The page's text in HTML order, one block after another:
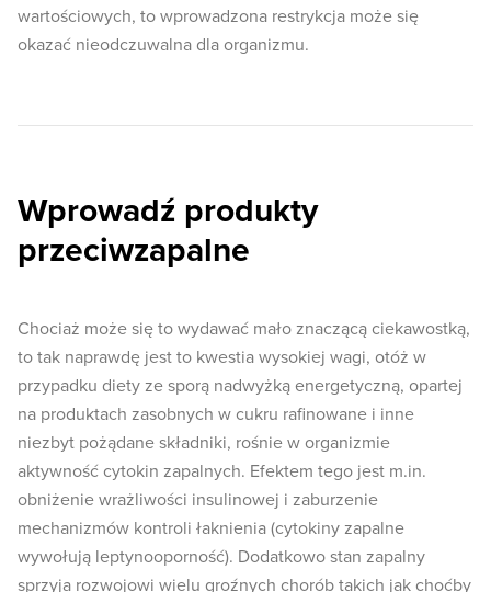
wartościowych, to wprowadzona restrykcja może się
okazać nieodczuwalna dla organizmu.
Wprowadź produkty
przeciwzapalne
Chociaż może się to wydawać mało znaczącą ciekawostką,
to tak naprawdę jest to kwestia wysokiej wagi, otóż w
przypadku diety ze sporą nadwyżką energetyczną, opartej
na produktach zasobnych w cukru rafinowane i inne
niezbyt pożądane składniki, rośnie w organizmie
aktywność cytokin zapalnych. Efektem tego jest m.in.
obniżenie wrażliwości insulinowej i zaburzenie
mechanizmów kontroli łaknienia (cytokiny zapalne
wywołują leptynooporność). Dodatkowo stan zapalny
sprzyja rozwojowi wielu groźnych chorób takich jak choćby